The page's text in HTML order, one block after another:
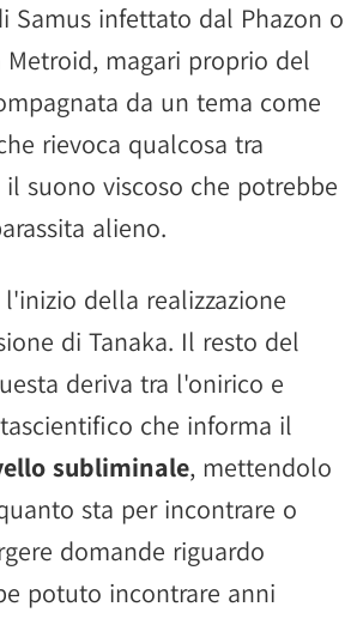
Samus infettato dal Phazon o
magari proprio del
da un tema come
rievoca qualcosa tra
suono viscoso che potrebbe
alieno.
della realizzazione
di Tanaka. Il resto del
deriva tra l'onirico e
che informa il
subliminale, mettendolo
sta per incontrare o
domande riguardo
potuto incontrare anni